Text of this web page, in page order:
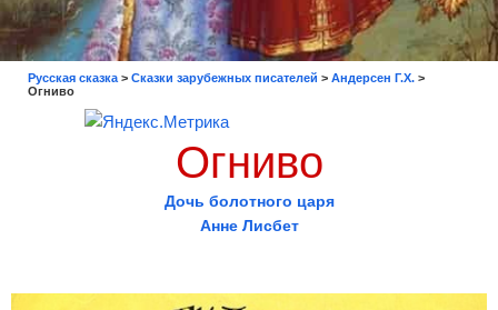
Русская сказка > Сказки зарубежных писателей > Андерсен Г.Х. >
Огниво
Огниво
Дочь болотного царя
Анне Лисбет